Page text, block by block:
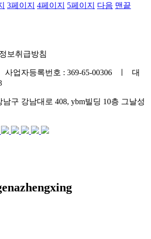
3페이지 4페이지 5페이지 다음 맨끝
보취급방침
업자등록번호 : 369-65-00306 ㅣ 대
구 강남대로 408, ybm빌딩 10층 그날성